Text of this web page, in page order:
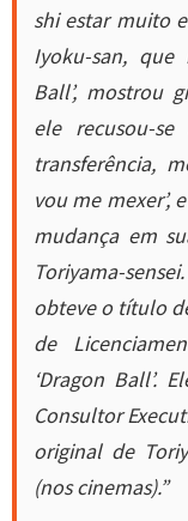
shi estar muito
Iyoku-san, que
Ball’, mostrou
ele recusou-
transferência,
vou me mexer’,
mudança em
Toriyama-
obteve o título
de
‘Dragon Ball’.
Consultor
original de
(nos cinemas).”